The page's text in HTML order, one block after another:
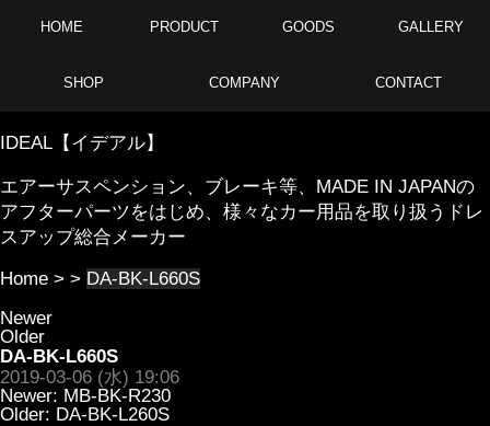
HOME PRODUCT GOODS GALLERY
SHOP COMPANY CONTACT
IDEAL【イデアル】
エアーサスペンション、ブレーキ等、MADE IN JAPANの
アフターパーツをはじめ、様々なカー用品を取り扱うドレ
スアップ総合メーカー
Home > > DA-BK-L660S
Newer
Older
DA-BK-L660S
2019-03-06 (水) 19:06
Newer: MB-BK-R230
Older: DA-BK-L260S